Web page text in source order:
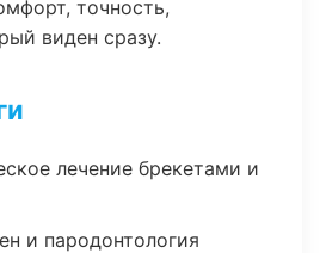
точность,
виден сразу.
лечение брекетами и
и пародонтология